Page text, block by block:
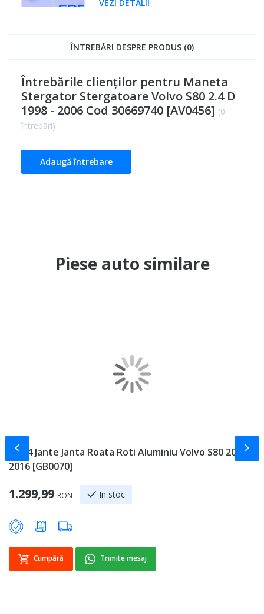
VEZI DETALII
ÎNTREBĂRI DESPRE PRODUS (0)
Întrebările clienților pentru Maneta
Stergator Stergatoare Volvo S80 2.4 D
1998 - 2006 Cod 30669740 [AV0456] (0
întrebări)
Adaugă întrebare
Piese auto similare
Set 4 Jante Janta Roata Roti Aluminiu Volvo S80 2007 -
2016 [GB0070]
1.299,99 RON In stoc
Cumpără Trimite mesaj
Slide-ul anterior